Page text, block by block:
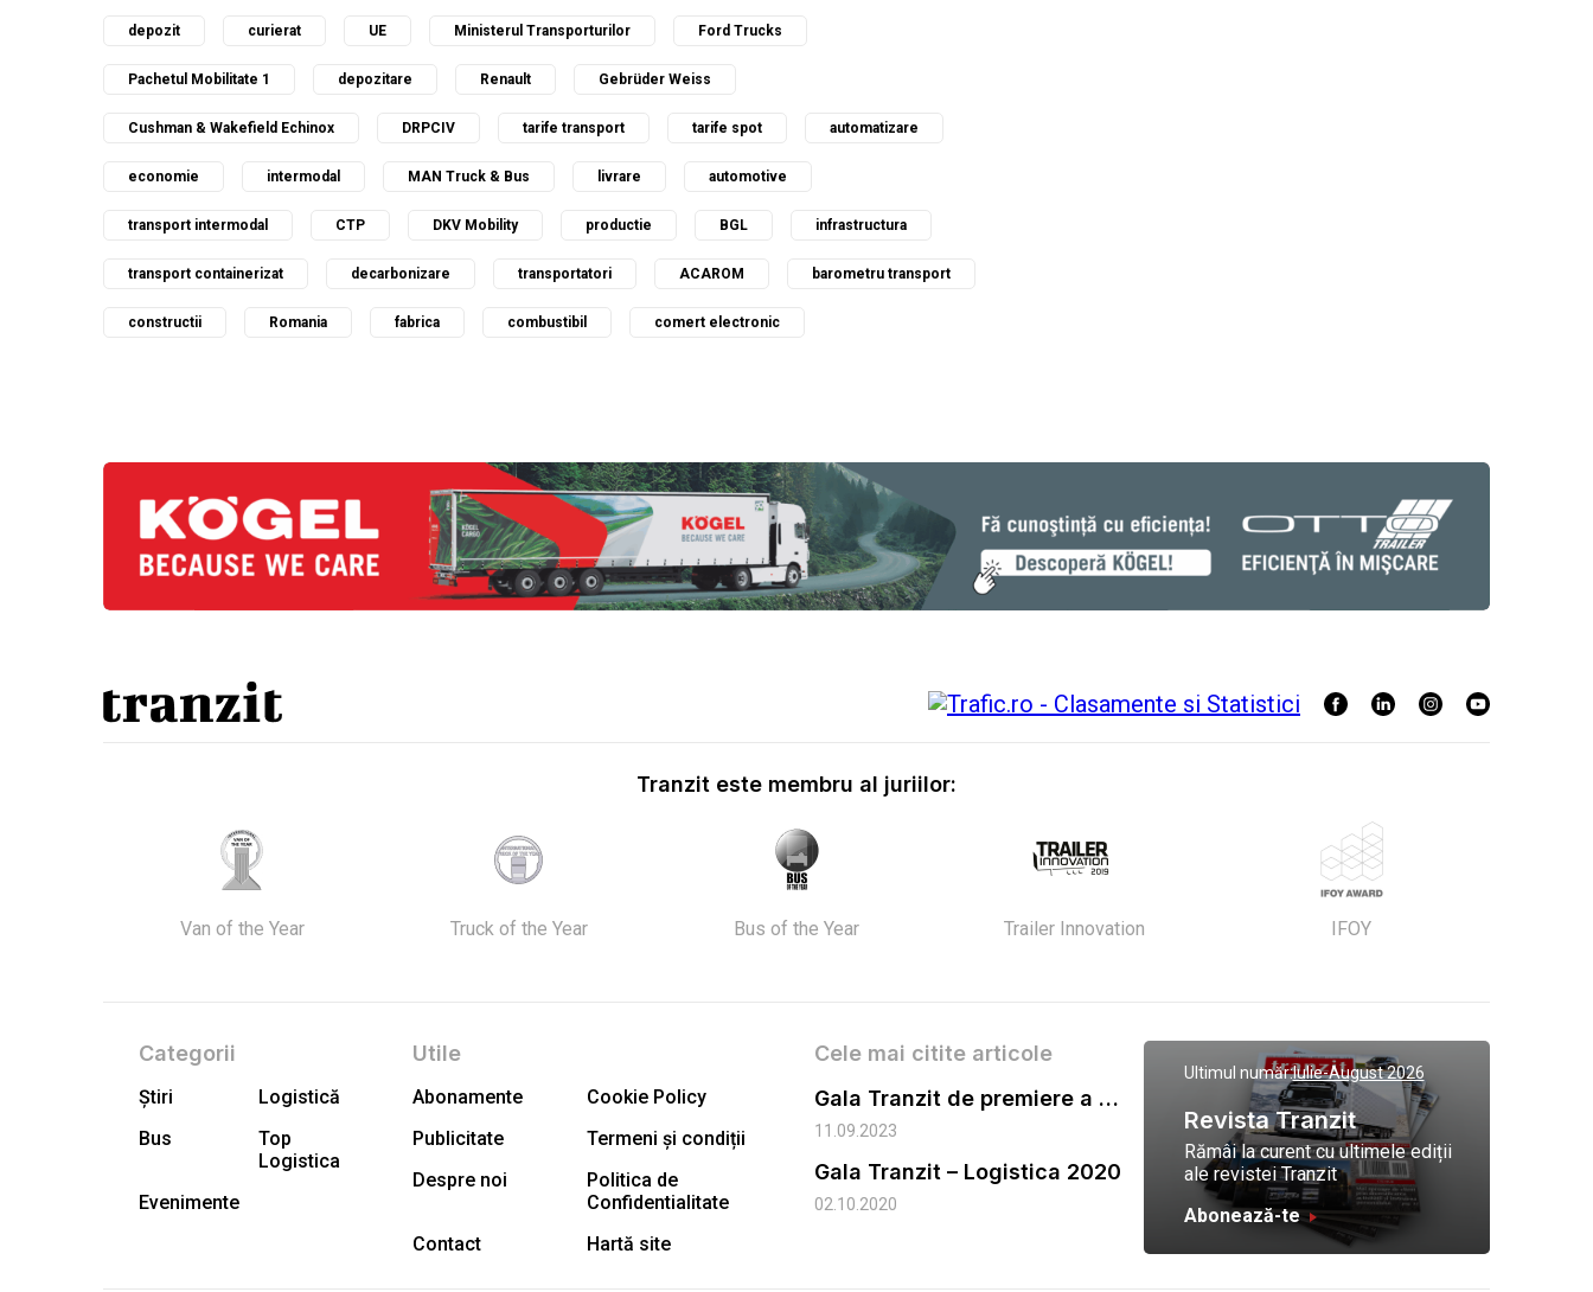
depozit curierat UE Ministerul Transporturilor Ford Trucks
Pachetul Mobilitate 1 depozitare Renault Gebrüder Weiss
Cushman & Wakefield Echinox DRPCIV tarife transport tarife spot automatizare
economie intermodal MAN Truck & Bus livrare automotive
transport intermodal CTP DKV Mobility productie BGL infrastructura
transport containerizat decarbonizare transportatori ACAROM barometru transport
constructii Romania fabrica combustibil comert electronic
Tranzit este membru al juriilor:
Van of the Year Truck of the Year Bus of the Year Trailer Innovation IFOY
Categorii
Știri
Logistică
Bus
Top
Logistica
Evenimente
Utile
Abonamente
Cookie Policy
Publicitate
Termeni și condiții
Despre noi
Politica de
Confidentialitate
Contact
Hartă site
Cele mai citite articole
Gala Tranzit de premiere a celor mai eficienti operatori de transport marfa 2023
11.09.2023
Gala Tranzit – Logistica 2020
02.10.2020
Ultimul număr:Iulie-August 2026
Revista Tranzit
Rămâi la curent cu ultimele ediții
ale revistei Tranzit
Abonează-te